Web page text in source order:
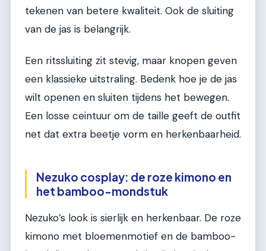
tekenen van betere kwaliteit. Ook de sluiting
van de jas is belangrijk.
Een ritssluiting zit stevig, maar knopen geven
een klassieke uitstraling. Bedenk hoe je de jas
wilt openen en sluiten tijdens het bewegen.
Een losse ceintuur om de taille geeft de outfit
net dat extra beetje vorm en herkenbaarheid.
Nezuko cosplay: de roze kimono en
het bamboo-mondstuk
Nezuko’s look is sierlijk en herkenbaar. De roze
kimono met bloemenmotief en de bamboo-